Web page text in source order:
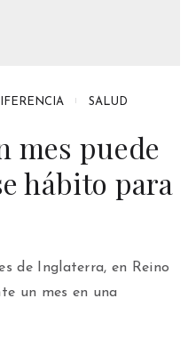
SALUD
mes puede
hábito para
de Inglaterra, en Reino
un mes en una